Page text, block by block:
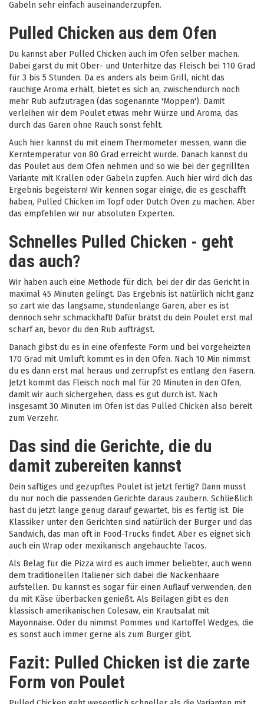
Gabeln sehr einfach auseinanderzupfen.
Pulled Chicken aus dem Ofen
Du kannst aber Pulled Chicken auch im Ofen selber machen.
Dabei garst du mit Ober- und Unterhitze das Fleisch bei 110 Grad
für 3 bis 5 Stunden. Da es anders als beim Grill, nicht das
rauchige Aroma erhält, bietet es sich an, zwischendurch noch
mehr Rub aufzutragen (das sogenannte 'Moppen'). Damit
verleihen wir dem Poulet etwas mehr Würze und Aroma, das
durch das Garen ohne Rauch sonst fehlt.
Auch hier kannst du mit einem Thermometer messen, wann die
Kerntemperatur von 80 Grad erreicht wurde. Danach kannst du
das Poulet aus dem Ofen nehmen und so wie bei der gegrillten
Variante mit Krallen oder Gabeln zupfen. Auch hier wird dich das
Ergebnis begeistern! Wir kennen sogar einige, die es geschafft
haben, Pulled Chicken im Topf oder Dutch Oven zu machen. Aber
das empfehlen wir nur absoluten Experten.
Schnelles Pulled Chicken - geht
das auch?
Wir haben auch eine Methode für dich, bei der dir das Gericht in
maximal 45 Minuten gelingt. Das Ergebnis ist natürlich nicht ganz
so zart wie das langsame, stundenlange Garen, aber es ist
dennoch sehr schmackhaft! Dafür brätst du dein Poulet erst mal
scharf an, bevor du den Rub aufträgst.
Danach gibst du es in eine ofenfeste Form und bei vorgeheizten
170 Grad mit Umluft kommt es in den Ofen. Nach 10 Min nimmst
du es dann erst mal heraus und zerrupfst es entlang den Fasern.
Jetzt kommt das Fleisch noch mal für 20 Minuten in den Ofen,
damit wir auch sichergehen, dass es gut durch ist. Nach
insgesamt 30 Minuten im Ofen ist das Pulled Chicken also bereit
zum Verzehr.
Das sind die Gerichte, die du
damit zubereiten kannst
Dein saftiges und gezupftes Poulet ist jetzt fertig? Dann musst
du nur noch die passenden Gerichte daraus zaubern. Schließlich
hast du jetzt lange genug darauf gewartet, bis es fertig ist. Die
Klassiker unter den Gerichten sind natürlich der Burger und das
Sandwich, das man oft in Food-Trucks findet. Aber es eignet sich
auch ein Wrap oder mexikanisch angehauchte Tacos.
Als Belag für die Pizza wird es auch immer beliebter, auch wenn
dem traditionellen Italiener sich dabei die Nackenhaare
aufstellen. Du kannst es sogar für einen Auflauf verwenden, den
du mit Käse überbacken genießt. Als Beilagen gibt es den
klassisch amerikanischen Colesaw, ein Krautsalat mit
Mayonnaise. Oder du nimmst Pommes und Kartoffel Wedges, die
es sonst auch immer gerne als zum Burger gibt.
Fazit: Pulled Chicken ist die zarte
Form von Poulet